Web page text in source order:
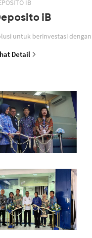
IB
iB
Detail